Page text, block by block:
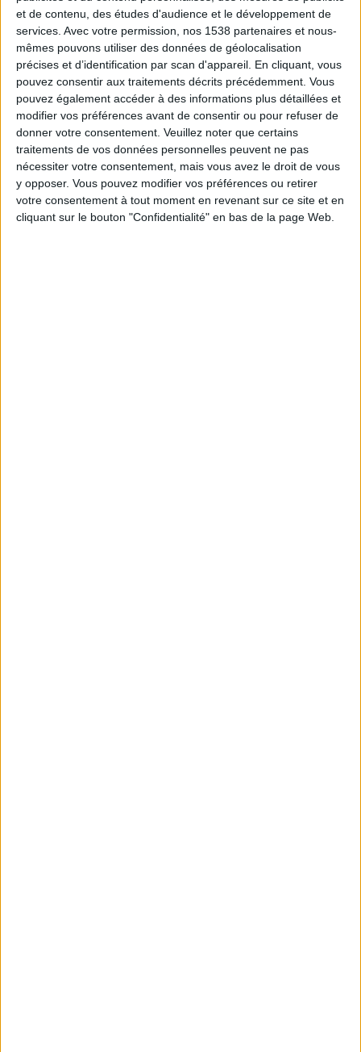
et de contenu, des études d'audience et le développement de
services. Avec votre permission, nos 1538 partenaires et nous-
mêmes pouvons utiliser des données de géolocalisation
précises et d’identification par scan d'appareil. En cliquant, vous
pouvez consentir aux traitements décrits précédemment. Vous
pouvez également accéder à des informations plus détaillées et
modifier vos préférences avant de consentir ou pour refuser de
donner votre consentement. Veuillez noter que certains
traitements de vos données personnelles peuvent ne pas
nécessiter votre consentement, mais vous avez le droit de vous
y opposer. Vous pouvez modifier vos préférences ou retirer
votre consentement à tout moment en revenant sur ce site et en
cliquant sur le bouton "Confidentialité" en bas de la page Web.
Combien de kilos souhaitez-vous perdre ?
Moins de
5 kilos
De 5 à 10
kilos
Plus de
10 kilos
Webinaires en direct Voir tout